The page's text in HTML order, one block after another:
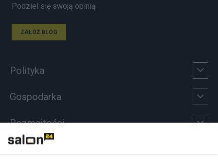
Podziel się swoją opinią
ZAŁÓŻ BLOG
Polityka
Gospodarka
Rozmaitości